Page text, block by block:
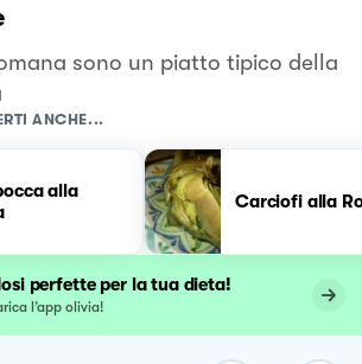
sono un piatto tipico della
ANCHE...
alla
Carciofi alla
perfette per la tua dieta!
l’app olivia!